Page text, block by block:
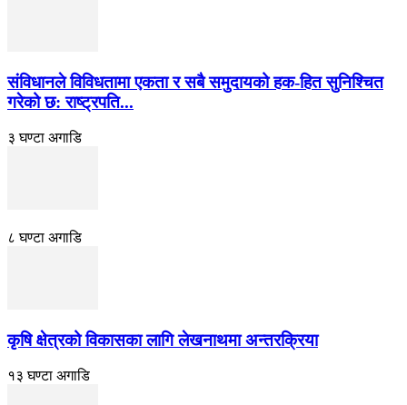
संविधानले विविधतामा एकता र सबै समुदायको हक-हित सुनिश्चित
गरेको छ: राष्ट्रपति...
३ घण्टा अगाडि
८ घण्टा अगाडि
कृषि क्षेत्रको विकासका लागि लेखनाथमा अन्तरक्रिया
१३ घण्टा अगाडि